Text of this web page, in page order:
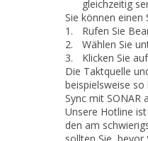
gleichzeitig
Sie können
1.
Rufen Sie
2.
Wählen Sie
3.
Klicken Sie auf
Die Taktquelle
beispielsweise
Sync mit SONAR
Unsere Hotline
den am